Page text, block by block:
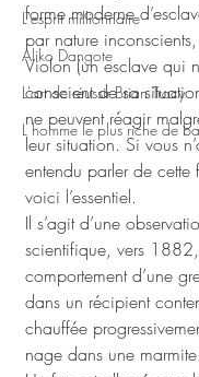
L'esprit millionnaire
Aliko Dangote
L'art de réussir Brian Tracy
L homme le plus riche de
forme moderne
par nature
Violon (un esclave qui
conscient de sa
ne peuvent réagir
leur situation. Si vous
entendu parler de cette
voici l’essentiel.
Il s’agit d’une
scientifique, vers
comportement d’une
dans un récipient
chauffée
nage dans une